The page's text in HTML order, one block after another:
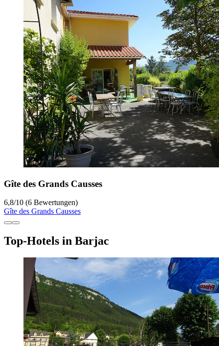
Gîte des Grands Causses
6,8/10 (6 Bewertungen)
Gîte des Grands Causses
Top-Hotels in Barjac